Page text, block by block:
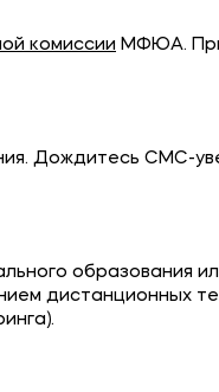
комиссии МФЮА.
Дождитесь СМС-
образования
дистанционных